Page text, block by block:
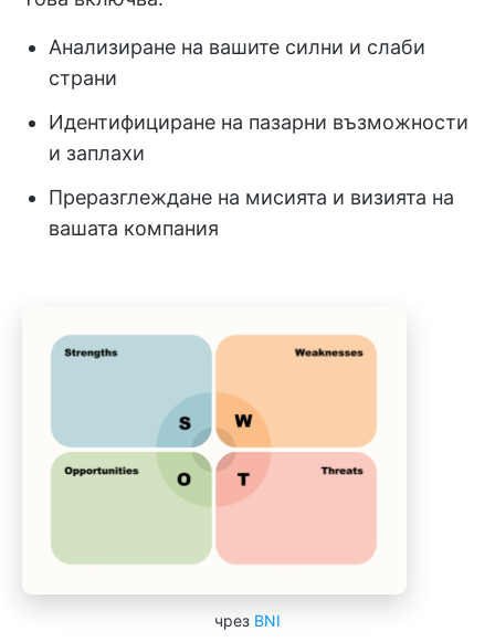
Анализиране на вашите силни и слаби
страни
Идентифициране на пазарни възможности
и заплахи
Преразглеждане на мисията и визията на
вашата компания
чрез BNI